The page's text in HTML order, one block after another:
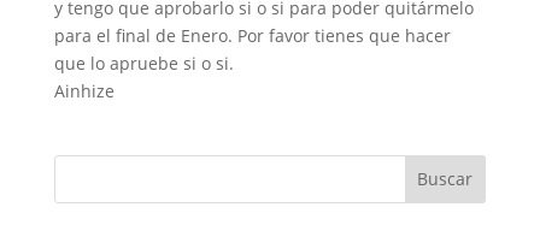
y tengo que aprobarlo si o si para poder quitármelo
para el final de Enero. Por favor tienes que hacer
que lo apruebe si o si.
Ainhize
Buscar